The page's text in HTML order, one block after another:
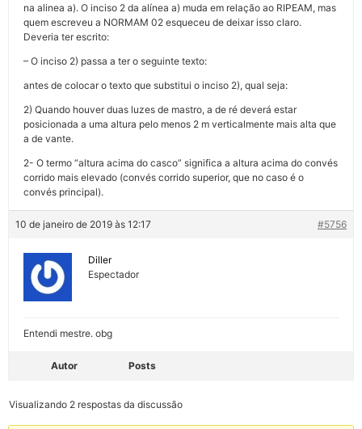
na alinea a). O inciso 2 da alínea a) muda em relação ao RIPEAM, mas
quem escreveu a NORMAM 02 esqueceu de deixar isso claro.
Deveria ter escrito:
– O inciso 2) passa a ter o seguinte texto:
antes de colocar o texto que substitui o inciso 2), qual seja:
2) Quando houver duas luzes de mastro, a de ré deverá estar
posicionada a uma altura pelo menos 2 m verticalmente mais alta que
a de vante.
2- O termo “altura acima do casco” significa a altura acima do convés
corrido mais elevado (convés corrido superior, que no caso é o
convés principal).
10 de janeiro de 2019 às 12:17 #5756
Diller
Espectador
Entendi mestre. obg
Autor Posts
Visualizando 2 respostas da discussão